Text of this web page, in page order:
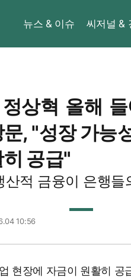
뉴스 & 이슈 씨저널 &
상혁 올해
, "성장 가능
공급"
산적 금융이 은행들
10:56
현장에 자금이 원활히 공